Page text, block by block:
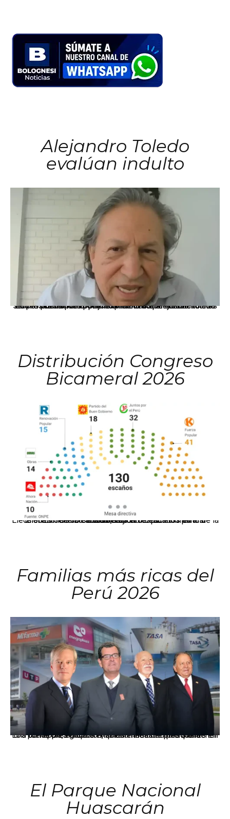
Alejandro Toledo
evalúan indulto
La presidenta Keiko Fujimori informó que la solicitud de indulto presentada por el expresidente Alejandro Toledo será evaluada por la Comisión de Gracias Presidenciales conforme al procedimiento establecido.
Distribución Congreso
Bicameral 2026
El JNE oficializó la distribución de escaños para la elección de 60 senadores y 130 diputados en las Elecciones Generales 2026, tras el restablecimiento de la Bicameralidad.
Familias más ricas del
Perú 2026
Los principales grupos empresariales del país mantienen una fuerte presencia en Áncash mediante inversiones en comercio, educación, salud e industria pesquera.
El Parque Nacional
Huascarán